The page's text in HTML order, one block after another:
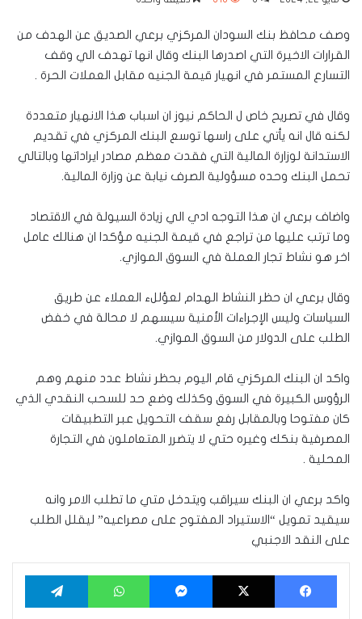
وصف محافظ بنك السودان المركزي برعي الصديق عن الهدف من
القرارات الاخيرة التي اصدرها البنك وقال انها تهدف الي وقف
التسارع المستمر في انهيار قيمة الجنيه مقابل العملات الحرة .
وقال في تصريح خاص ل الحاكم نيوز ان اسباب هذا الانهيار متعددة
لكنه قال انه يأتي على راسها توسع البنك المركزي في تقديم
الاستدانة لوزارة المالية التي فقدت معظم مصادر ايراداتها وبالتالي
تحمل البنك وحده مسؤولية الصرف نيابة عن وزارة المالية.
واضاف برعي ان هذا التوجه ادي الي زيادة السيولة في الاقتصاد
وما ترتب عليها من تراجع في قيمة الجنيه مؤكدا ان هنالك عامل
اخر هو نشاط تجار العملة في السوق الموازي.
وقال برعي ان حظر النشاط الهدام لعؤللء العملاء عن طريق
السياسات وليس الإجراءات الأمنية سيسهم لا محالة في خفض
الطلب على الدولار من السوق الموازي.
واكد ان البنك المركزي قام اليوم بحظر نشاط عدد منهم وهم
الرؤوس الكبيرة في السوق وكذلك وضع حد للسحب النقدي الذي
كان مفتوحا وبالمقابل رفع سقف التحويل عبر التطبيقات
المصرفية بنكك وغيره حتي لا يتضرر المتعاملون في التجارة
المحلية .
واكد برعي ان البنك سيراقب ويتدخل متي ما تطلب الامر وانه
سيقيد تمويل “الاستيراد المفتوح على مصراعيه” ليقلل الطلب
على النقد الاجنبي
فيسبوك ‫X ماسنجر واتساب